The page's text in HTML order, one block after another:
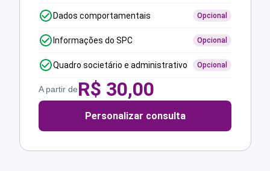
Dados comportamentais Opcional
Informações do SPC Opcional
Quadro societário e administrativo Opcional
A partir deR$ 30,00
Personalizar consulta